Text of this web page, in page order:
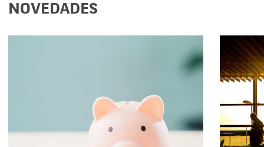
NOVEDADES